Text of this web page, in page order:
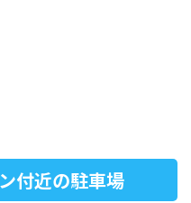
付近の駐車場